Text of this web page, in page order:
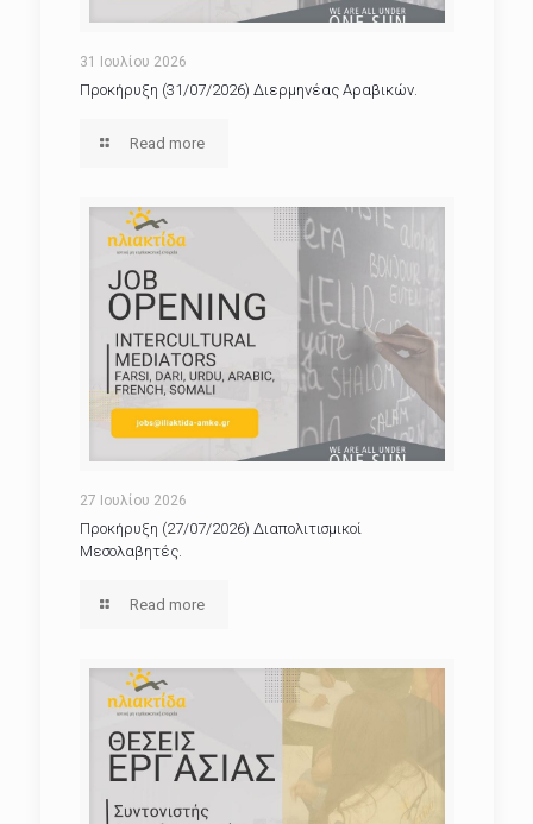
31 Ιουλίου 2026
Προκήρυξη (31/07/2026) Διερμηνέας Αραβικών.
Read more
27 Ιουλίου 2026
Προκήρυξη (27/07/2026) Διαπολιτισμικοί
Μεσολαβητές.
Read more